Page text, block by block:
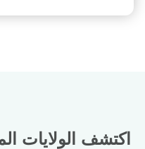
اكتشف الولايات